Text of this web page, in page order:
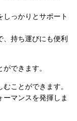
っかりとサポート
、持ち運びにも便利
できます。
ことができます。
マンスを発揮しま